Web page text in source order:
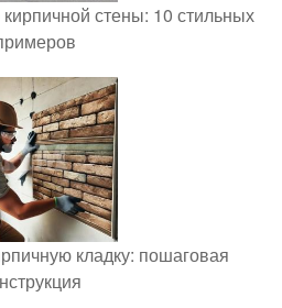
стены: 10 стильных
кладку: пошаговая